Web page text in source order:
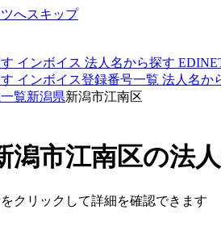
へスキップ
インボイス 法人名から探す
インボイス登録番号一覧 法人名か
覧新潟県新潟市江南区
潟市江南区の法
クリックして詳細を確認できます